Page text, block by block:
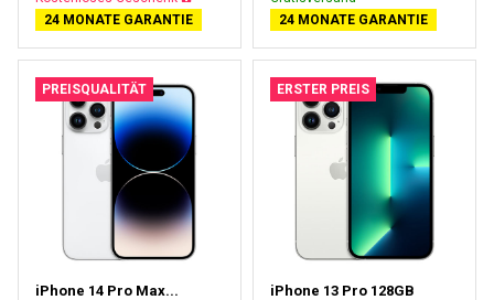
24 MONATE GARANTIE
24 MONATE GARANTIE
PREISQUALITÄT
iPhone 14 Pro Max...
ERSTER PREIS
iPhone 13 Pro 128GB